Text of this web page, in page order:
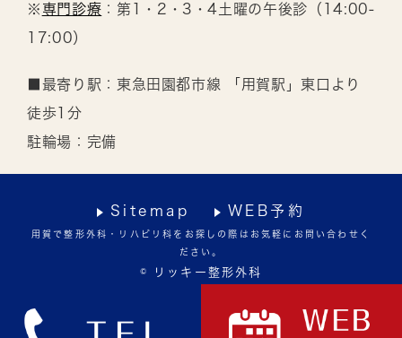
※ 専門診療 ：第1・2・3・4土曜の午後診（14:00-
17:00）
■最寄り駅：東急田園都市線 「用賀駅」東口より
徒歩1分
駐輪場：完備
Sitemap WEB予約
用賀で整形外科・リハビリ科をお探しの際はお気軽にお問い合わせく
ださい。
© リッキー整形外科